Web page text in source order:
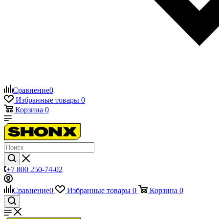
Сравнение0
Избранные товары 0
Корзина 0
+7 800 250-74-02
Сравнение0 Избранные товары 0 Корзина 0